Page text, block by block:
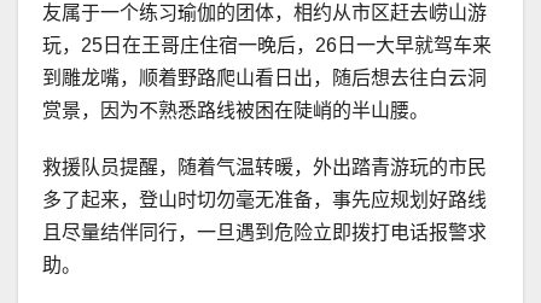
友属于一个练习瑜伽的团体，相约从市区赶去崂山游
玩，25日在王哥庄住宿一晚后，26日一大早就驾车来
到雕龙嘴，顺着野路爬山看日出，随后想去往白云洞
赏景，因为不熟悉路线被困在陡峭的半山腰。
救援队员提醒，随着气温转暖，外出踏青游玩的市民
多了起来，登山时切勿毫无准备，事先应规划好路线
且尽量结伴同行，一旦遇到危险立即拨打电话报警求
助。